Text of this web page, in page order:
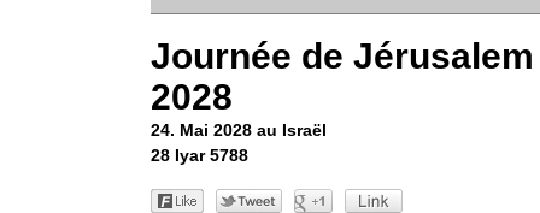
Journée de Jérusalem
2028
24. Mai 2028 au Israël
28 Iyar 5788